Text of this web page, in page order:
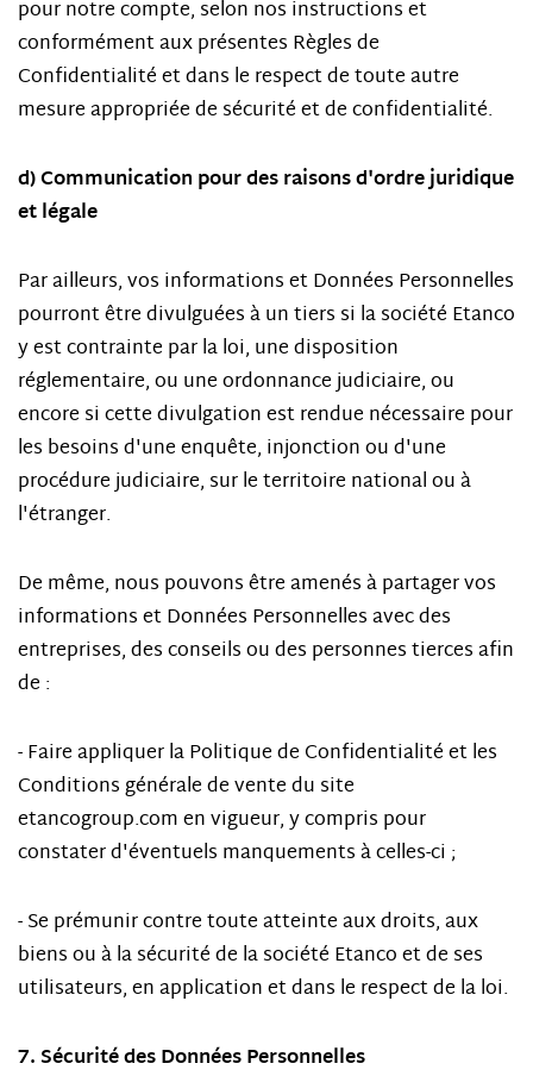
pour notre compte, selon nos instructions et
conformément aux présentes Règles de
Confidentialité et dans le respect de toute autre
mesure appropriée de sécurité et de confidentialité.
d) Communication pour des raisons d'ordre juridique
et légale
Par ailleurs, vos informations et Données Personnelles
pourront être divulguées à un tiers si la société Etanco
y est contrainte par la loi, une disposition
réglementaire, ou une ordonnance judiciaire, ou
encore si cette divulgation est rendue nécessaire pour
les besoins d'une enquête, injonction ou d'une
procédure judiciaire, sur le territoire national ou à
l'étranger.
De même, nous pouvons être amenés à partager vos
informations et Données Personnelles avec des
entreprises, des conseils ou des personnes tierces afin
de :
- Faire appliquer la Politique de Confidentialité et les
Conditions générale de vente du site
etancogroup.com en vigueur, y compris pour
constater d'éventuels manquements à celles-ci ;
- Se prémunir contre toute atteinte aux droits, aux
biens ou à la sécurité de la société Etanco et de ses
utilisateurs, en application et dans le respect de la loi.
7. Sécurité des Données Personnelles